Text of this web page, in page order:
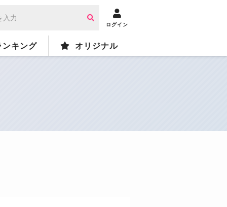
ログイン
ンキング オリジナル